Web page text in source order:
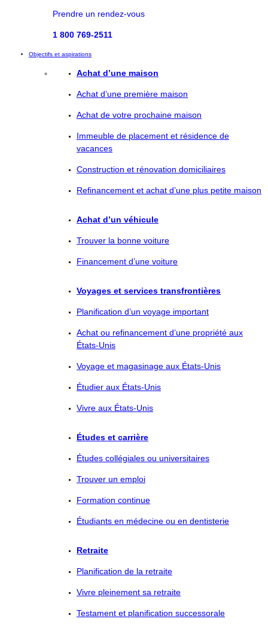
Prendre un rendez-vous
1 800 769-2511
Objectifs et aspirations
Achat d’une maison
Achat d’une première maison
Achat de votre prochaine maison
Immeuble de placement et résidence de
vacances
Construction et rénovation domiciliaires
Refinancement et achat d’une plus petite maison
Achat d’un véhicule
Trouver la bonne voiture
Financement d’une voiture
Voyages et services transfrontières
Planification d’un voyage important
Achat ou refinancement d’une propriété aux
États-Unis
Voyage et magasinage aux États-Unis
Étudier aux États-Unis
Vivre aux États-Unis
Études et carrière
Études collégiales ou universitaires
Trouver un emploi
Formation continue
Étudiants en médecine ou en dentisterie
Retraite
Planification de la retraite
Vivre pleinement sa retraite
Testament et planification successorale